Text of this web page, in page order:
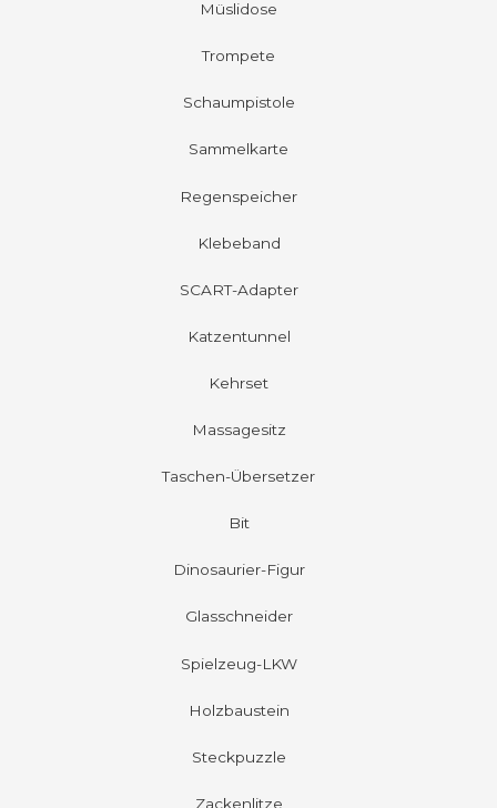
Müslidose
Trompete
Schaumpistole
Sammelkarte
Regenspeicher
Klebeband
SCART-Adapter
Katzentunnel
Kehrset
Massagesitz
Taschen-Übersetzer
Bit
Dinosaurier-Figur
Glasschneider
Spielzeug-LKW
Holzbaustein
Steckpuzzle
Zackenlitze